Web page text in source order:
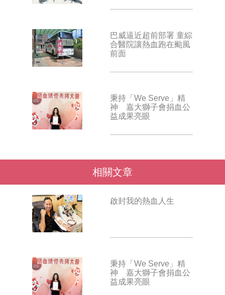
巴威逼近超前部署 童綜
合醫院讓熱血跑在颱風
前面
秉持「We Serve」精
神 嘉大獅子會捐血公
益成果亮眼
相關文章
啟封我的熱血人生
秉持「We Serve」精
神 嘉大獅子會捐血公
益成果亮眼